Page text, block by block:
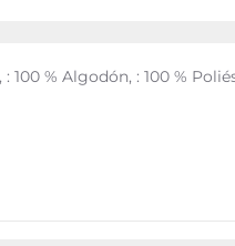
100 % Algodón, : 100 %